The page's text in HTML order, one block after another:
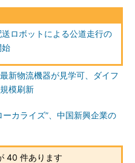
ロボットによる公道走行の
始
新物流機器が見学可、ダイフ
模刷新
ーカライズ”、中国新興企業の
40 件あります